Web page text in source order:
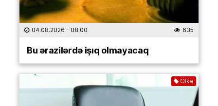
04.08.2026 - 08:00 635
Bu ərazilərdə işıq olmayacaq
Ölkə